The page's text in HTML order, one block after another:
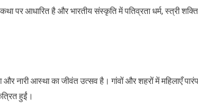
पर आधारित है और भारतीय संस्कृति में पतिव्रता धर्म, स्त्री शक्ति
और नारी आस्था का जीवंत उत्सव है। गांवों और शहरों में महिलाएँ
हुईं।